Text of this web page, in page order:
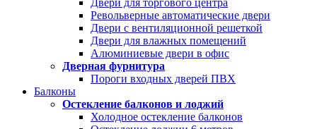
Двери для торгового центра
Револьверные автоматические двери
Двери с вентиляционной решеткой
Двери для влажных помещений
Алюминиевые двери в офис
Дверная фурнитура
Пороги входных дверей ПВХ
Балконы
Остекление балконов и лоджий
Холодное остекление балконов